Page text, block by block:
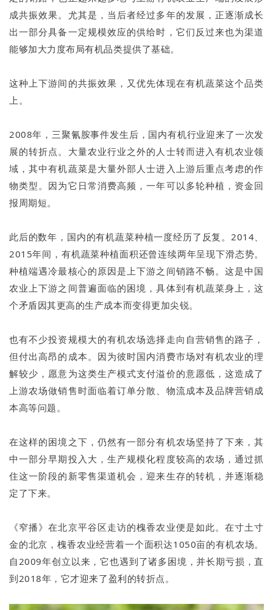
成共振效果。尤其是，当后者经过多年的发展，正逐渐成长
出一部分具备一定规模效应的供给时，它们反过来也为渠道
能够加大力度布局有机品类提供了基础。
这种上下游间的共振效果，又优先体现在有机蔬菜这个品类
上。
2008年，三聚氰胺事件发生后，国内有机行业迎来了一次发
展的转折点。大量农业行业之外的人士转而进入有机农业领
域，其中有机蔬菜是大量外部人士进入上游后重点考虑的作
物类型。因为它日常消费高频，一年可以多轮种植，资金回
报周期短。
此后的数年，国内的有机蔬菜种植一度经历了反复。2014、
2015年间，有机蔬菜种植面积还曾连续两年呈现下滑态势。
种植端遇冷最核心的原因是上下游之间销路不畅。这是中国
农业上下游之间普遍面临的困境，具体到有机蔬菜身上，这
个矛盾因其更高的生产成本而变得更加尖锐。
也有不少投资规模大的有机农场选择走向自营销售的路子，
但付出高昂的成本。因为彼时国内消费市场对有机农业的理
解较少，愿意为这类生产模式支付溢价的意愿低，这造成了
上游农场做销售时面临着订单分散、物流成本及品牌营销成
本高等问题。
在这样的困境之下，仍然有一部分有机农场坚持了下来，其
中一部分早期投入大，生产规模化程度较高的农场，通过抓
住这一阶段的新零售渠道机会，迎来生存的转机，并逐渐稳
定了下来。
《窄播》在北京平谷区走访的槐香农业便是如此。在寸土寸
金的北京，槐香农业经营着一个面积达1050亩的有机农场。
自2009年创立以来，它也遇到了诸多困境，并长期亏损，直
到2018年，它才迎来了盈利的转折点。